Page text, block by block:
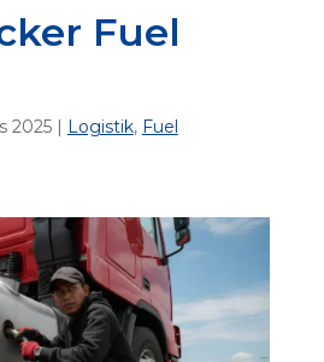
Fuel
2025| Logistik, Fuel